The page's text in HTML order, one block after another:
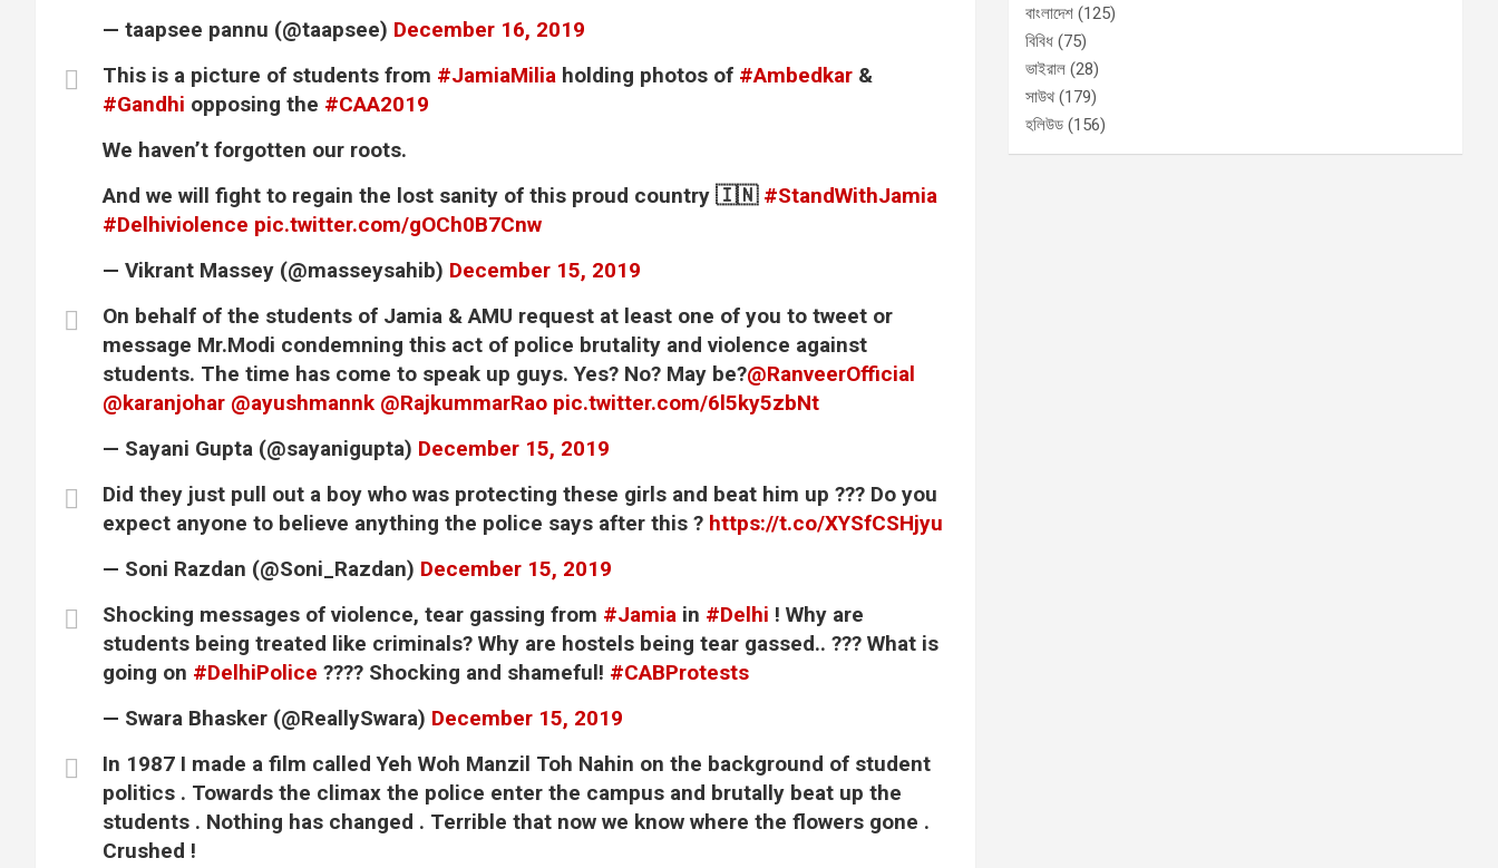
— taapsee pannu (@taapsee) December 16, 2019
This is a picture of students from #JamiaMilia holding photos of #Ambedkar &
#Gandhi opposing the #CAA2019
We haven’t forgotten our roots.
And we will fight to regain the lost sanity of this proud country 🇮🇳 #StandWithJamia
#Delhiviolence pic.twitter.com/gOCh0B7Cnw
— Vikrant Massey (@masseysahib) December 15, 2019
On behalf of the students of Jamia & AMU request at least one of you to tweet or
message Mr.Modi condemning this act of police brutality and violence against
students. The time has come to speak up guys. Yes? No? May be?@RanveerOfficial
@karanjohar @ayushmannk @RajkummarRao pic.twitter.com/6l5ky5zbNt
— Sayani Gupta (@sayanigupta) December 15, 2019
Did they just pull out a boy who was protecting these girls and beat him up ??? Do you
expect anyone to believe anything the police says after this ? https://t.co/XYSfCSHjyu
— Soni Razdan (@Soni_Razdan) December 15, 2019
Shocking messages of violence, tear gassing from #Jamia in #Delhi ! Why are
students being treated like criminals? Why are hostels being tear gassed.. ??? What is
going on #DelhiPolice ???? Shocking and shameful! #CABProtests
— Swara Bhasker (@ReallySwara) December 15, 2019
In 1987 I made a film called Yeh Woh Manzil Toh Nahin on the background of student
politics . Towards the climax the police enter the campus and brutally beat up the
students . Nothing has changed . Terrible that now we know where the flowers gone .
Crushed !
বাংলাদেশ (125)
বিবিধ (75)
ভাইরাল (28)
সাউথ (179)
হলিউড (156)